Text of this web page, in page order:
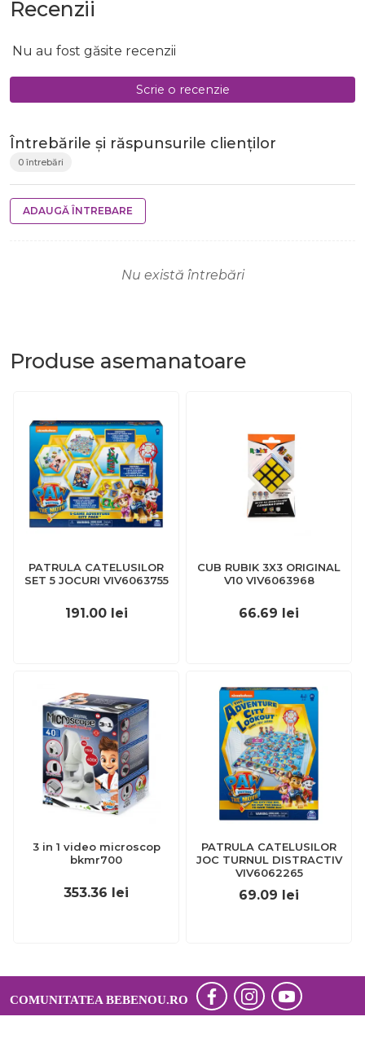
Recenzii
Nu au fost găsite recenzii
Scrie o recenzie
Întrebările și răspunsurile clienților
0 întrebări
ADAUGĂ ÎNTREBARE
Nu există întrebări
Produse asemanatoare
PATRULA CATELUSILOR
SET 5 JOCURI VIV6063755
191.00 lei
CUB RUBIK 3X3 ORIGINAL
V10 VIV6063968
66.69 lei
3 in 1 video microscop
bkmr700
353.36 lei
PATRULA CATELUSILOR
JOC TURNUL DISTRACTIV
VIV6062265
69.09 lei
COMUNITATEA BEBENOU.RO